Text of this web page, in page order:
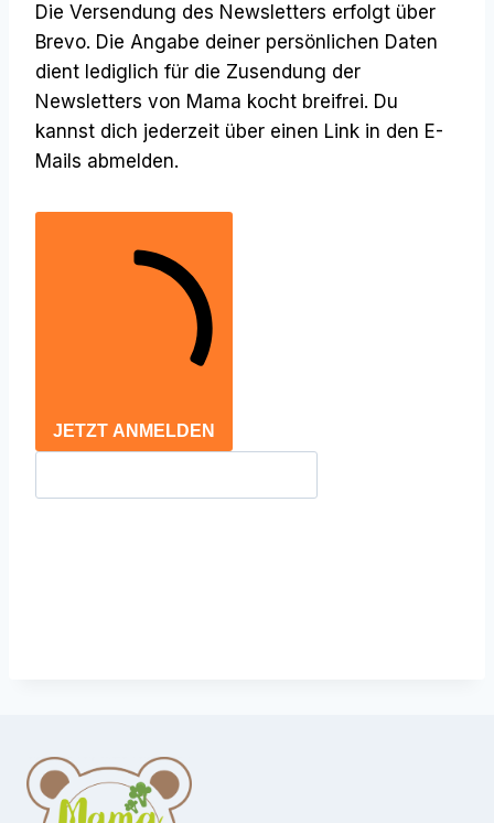
Die Versendung des Newsletters erfolgt über
Brevo. Die Angabe deiner persönlichen Daten
dient lediglich für die Zusendung der
Newsletters von Mama kocht breifrei. Du
kannst dich jederzeit über einen Link in den E-
Mails abmelden.
JETZT ANMELDEN